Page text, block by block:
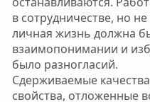
в сотрудничестве, но
личная жизнь должна
взаимопонимании и
было разногласий.
Сдерживаемые
свойства, отложенные